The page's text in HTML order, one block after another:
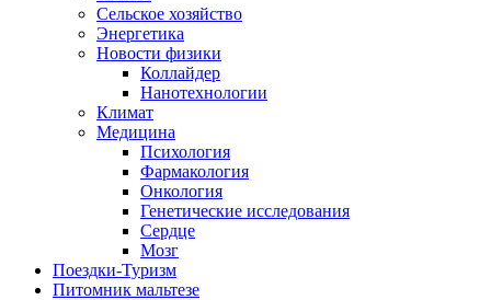
Сельское хозяйство
Энергетика
Новости физики
Коллайдер
Нанотехнологии
Климат
Медицина
Психология
Фармакология
Онкология
Генетические исследования
Сердце
Мозг
Поездки-Туризм
Питомник мальтезе